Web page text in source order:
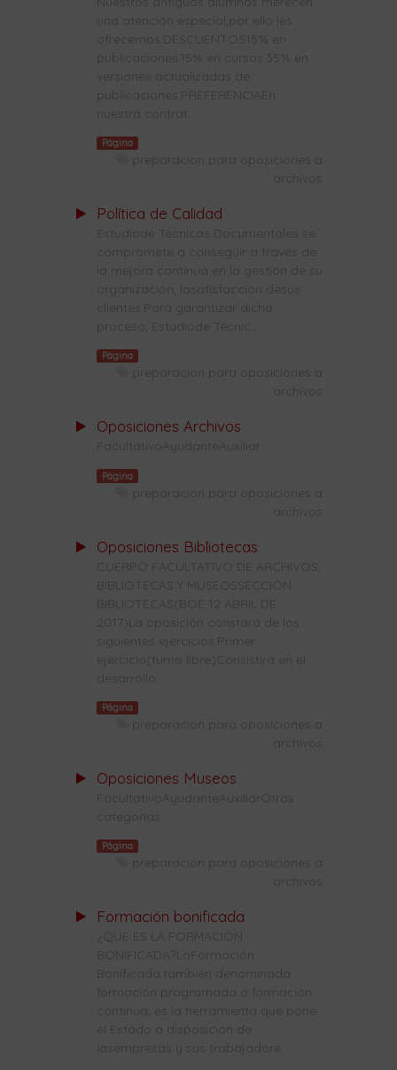
una atención especial,por ello les
ofrecemos:DESCUENTOS15% en
publicaciones.15% en cursos.35% en
versiones actualizadas de
publicaciones.PREFERENCIAEn
nuestra contrat...
Página
preparacion para oposiciones a
archivos
Política de Calidad
Estudiode Técnicas Documentales se
compromete a conseguir a través de
la mejora continua en la gestión de su
organización, lasatisfacción desus
clientes.Para garantizar dicho
proceso, Estudiode Técnic...
Página
preparacion para oposiciones a
archivos
Oposiciones Archivos
FacultativoAyudanteAuxiliar
Página
preparacion para oposiciones a
archivos
Oposiciones Bibliotecas
CUERPO FACULTATIVO DE ARCHIVOS,
BIBLIOTECAS Y MUSEOSSECCIÓN
BIBLIOTECAS(BOE 12 ABRIL DE
2017)La oposición constará de los
siguientes ejercicios:Primer
ejercicio(turno libre)Consistirá en el
desarrollo...
Página
preparacion para oposiciones a
archivos
Oposiciones Museos
FacultativoAyudanteAuxiliarOtras
categorías
Página
preparacion para oposiciones a
archivos
Formación bonificada
¿QUE ES LA FORMACIÓN
BONIFICADA?LaFormación
Bonificada,también denominada
formación programada o formación
continua, es la herramienta que pone
el Estado a disposición de
lasempresas y sus trabajadore...